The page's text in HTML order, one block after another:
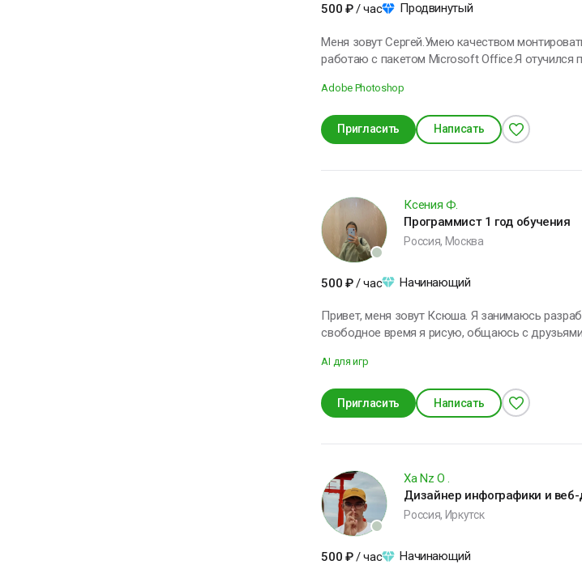
500 ₽ / час Продвинутый
Меня зовут Сергей.Умею качеством
работаю с пакетом Microsoft Office.Я отучился
семьёй
Adobe Photoshop
Пригласить Написать
Ксения Ф.
Программист 1 год обучения
Россия, Москва
500 ₽ / час Начинающий
Привет, меня зовут Ксюша. Я занимаюсь
свободное время я рисую, общаюсь с
AI для игр
Пригласить Написать
Xa Nz O .
Дизайнер инфографики и
Россия, Иркутск
500 ₽ / час Начинающий